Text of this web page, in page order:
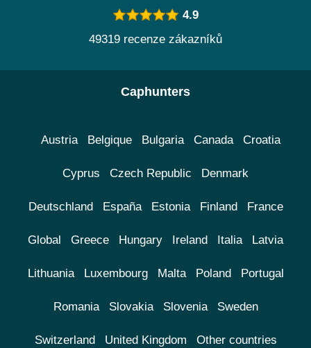
4.9
49319 recenze zákazníků
Caphunters
Austria Belgique Bulgaria Canada Croatia
Cyprus Czech Republic Denmark
Deutschland España Estonia Finland France
Global Greece Hungary Ireland Italia Latvia
Lithuania Luxembourg Malta Poland Portugal
Romania Slovakia Slovenia Sweden
Switzerland United Kingdom Other countries